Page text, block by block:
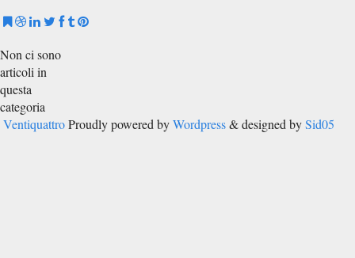
Non ci sono
articoli in
questa
categoria
Ventiquattro Proudly powered byWordpress& designed bySid05